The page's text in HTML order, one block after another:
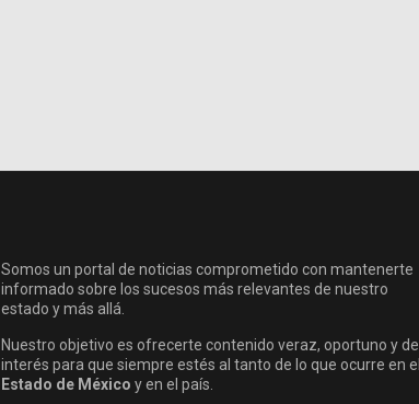
Somos un portal de noticias comprometido con mantenerte
informado sobre los sucesos más relevantes de nuestro
estado y más allá.
Nuestro objetivo es ofrecerte contenido veraz, oportuno y de
interés para que siempre estés al tanto de lo que ocurre en el
Estado de México y en el país.